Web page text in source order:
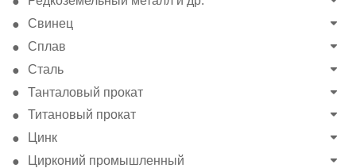
Свинец
Сплав
Сталь
Танталовый прокат
Титановый прокат
Цинк
Цирконий промышленный